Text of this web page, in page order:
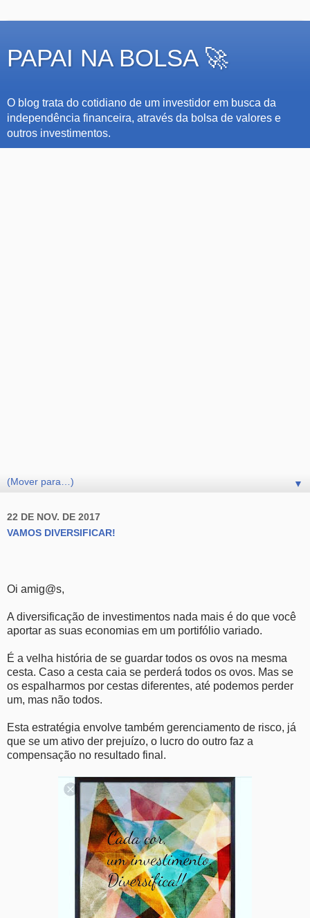
PAPAI NA BOLSA 🚀
O blog trata do cotidiano de um investidor em busca da
independência financeira, através da bolsa de valores e
outros investimentos.
▼
22 DE NOV. DE 2017
VAMOS DIVERSIFICAR!
Oi amig@s,
A diversificação de investimentos nada mais é do que você
aportar as suas economias em um portifólio variado.
É a velha história de se guardar todos os ovos na mesma
cesta. Caso a cesta caia se perderá todos os ovos. Mas se
os espalharmos por cestas diferentes, até podemos perder
um, mas não todos.
Esta estratégia envolve também gerenciamento de risco, já
que se um ativo der prejuízo, o lucro do outro faz a
compensação no resultado final.